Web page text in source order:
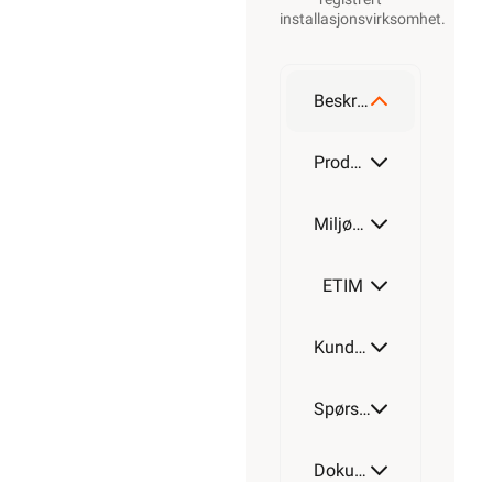
installasjonsvirksomhet.
Beskrivelse
Produktdetaljer
Miljøparametere
ETIM
Kundeomtale
Spørsmål og svar
Dokumentasjon